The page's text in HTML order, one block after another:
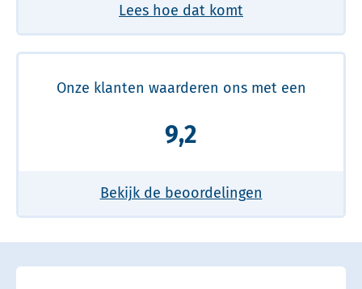
Lees hoe dat komt
Onze klanten waarderen ons met een
9,2
Bekijk de beoordelingen